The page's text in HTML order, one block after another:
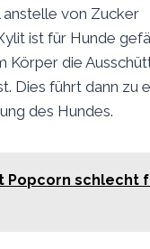
anstelle von Zucker
ist für Hunde
Körper die
Dies führt dann zu
des Hundes.
Popcorn schlecht